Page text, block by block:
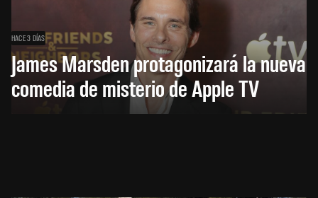
HACE 3 DÍAS
James Marsden protagonizará la nueva
comedia de misterio de Apple TV